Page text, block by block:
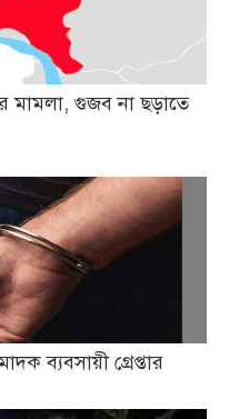
মামলা, গুজব না ছড়াতে
ব্যবসায়ী গ্রেপ্তার